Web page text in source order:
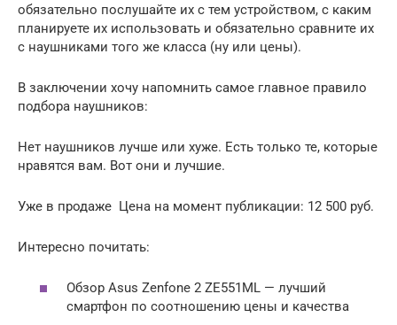
обязательно послушайте их с тем устройством, с каким
планируете их использовать и обязательно сравните их
с наушниками того же класса (ну или цены).
В заключении хочу напомнить самое главное правило
подбора наушников:
Нет наушников лучше или хуже. Есть только те, которые
нравятся вам. Вот они и лучшие.
Уже в продаже Цена на момент публикации: 12 500 руб.
Интересно почитать:
Обзор Asus Zenfone 2 ZE551ML — лучший
смартфон по соотношению цены и качества